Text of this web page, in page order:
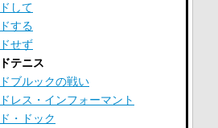
して
する
せず
テニス
ブルックの戦い
レス・インフォーマント
・ドック